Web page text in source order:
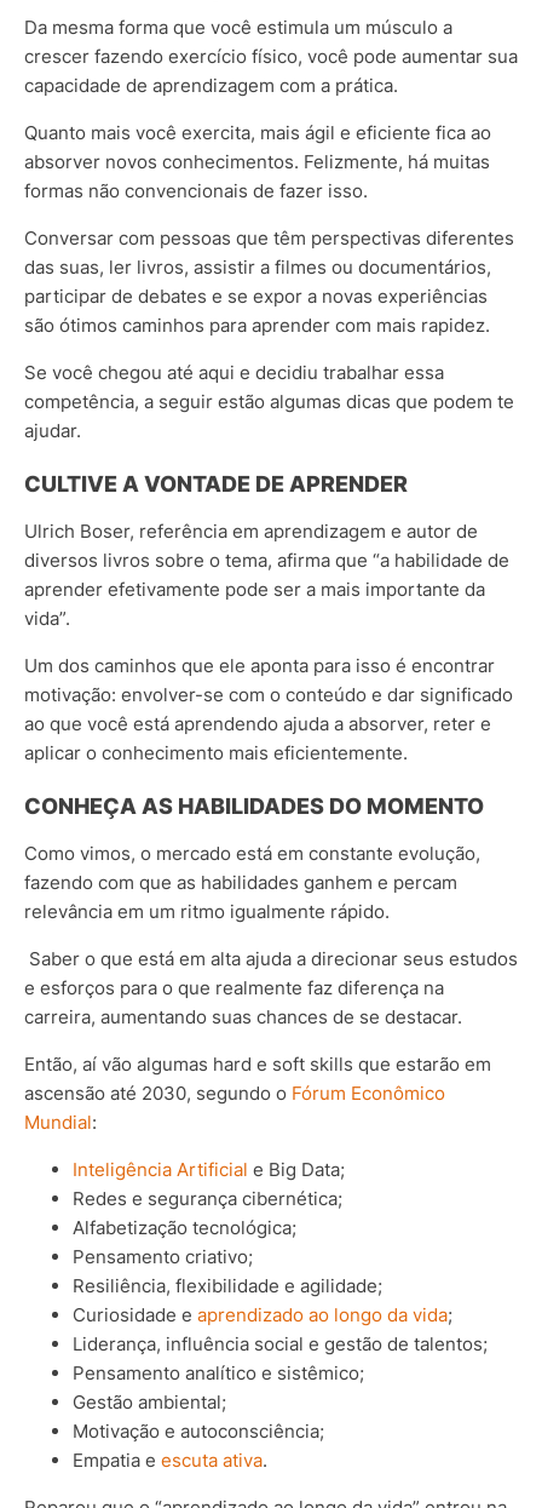
Da mesma forma que você estimula um músculo a
crescer fazendo exercício físico, você pode aumentar sua
capacidade de aprendizagem com a prática.
Quanto mais você exercita, mais ágil e eficiente fica ao
absorver novos conhecimentos. Felizmente, há muitas
formas não convencionais de fazer isso.
Conversar com pessoas que têm perspectivas diferentes
das suas, ler livros, assistir a filmes ou documentários,
participar de debates e se expor a novas experiências
são ótimos caminhos para aprender com mais rapidez.
Se você chegou até aqui e decidiu trabalhar essa
competência, a seguir estão algumas dicas que podem te
ajudar.
CULTIVE A VONTADE DE APRENDER
Ulrich Boser, referência em aprendizagem e autor de
diversos livros sobre o tema, afirma que “a habilidade de
aprender efetivamente pode ser a mais importante da
vida”.
Um dos caminhos que ele aponta para isso é encontrar
motivação: envolver-se com o conteúdo e dar significado
ao que você está aprendendo ajuda a absorver, reter e
aplicar o conhecimento mais eficientemente.
CONHEÇA AS HABILIDADES DO MOMENTO
Como vimos, o mercado está em constante evolução,
fazendo com que as habilidades ganhem e percam
relevância em um ritmo igualmente rápido.
Saber o que está em alta ajuda a direcionar seus estudos
e esforços para o que realmente faz diferença na
carreira, aumentando suas chances de se destacar.
Então, aí vão algumas hard e soft skills que estarão em
ascensão até 2030, segundo o Fórum Econômico
Mundial:
Inteligência Artificial e Big Data;
Redes e segurança cibernética;
Alfabetização tecnológica;
Pensamento criativo;
Resiliência, flexibilidade e agilidade;
Curiosidade e aprendizado ao longo da vida;
Liderança, influência social e gestão de talentos;
Pensamento analítico e sistêmico;
Gestão ambiental;
Motivação e autoconsciência;
Empatia e escuta ativa.